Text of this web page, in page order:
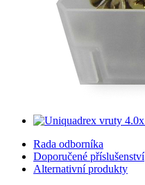
Rada odborníka
Doporučené příslušenství
Alternativní produkty